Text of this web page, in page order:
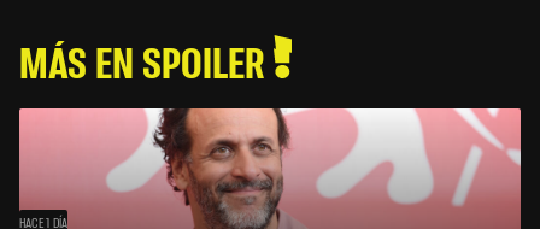
MÁS EN SPOILER
HACE 1 DÍA